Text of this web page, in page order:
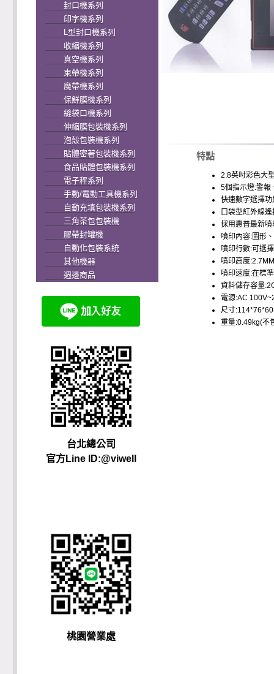
封口機系列
印字機系列
L型封口機系列
收縮機系列
真空機系列
束帶機系列
魔帶機系列
保鮮膜機系列
縫袋口機系列
伸縮膜包裝機系列
泡殼包裝機系列
貼體密著包裝機系列
食品貼體包裝機系列
電子秤系列
手動/電動工具機系列
自動充填包裝機系列
三角茶包包裝機
膠帶封罐機
自動化包裝系統
其他機器
週邊商品
台北總公司
官方Line ID:@viwell
桃園營業處
特點
2.8英吋彩色大
5個指示燈:警報
快速數字選擇
口袋型紅外線遙
採用惠普最新噴
噴印內容:圖形
噴印行數:可選
噴印高度
噴印速度:在標
資料儲存容量
電源:AC
尺寸
重量:0.49kg(不